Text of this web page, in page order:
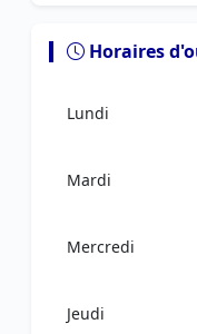
Horaires
Lundi
Mardi
Mercredi
Jeudi